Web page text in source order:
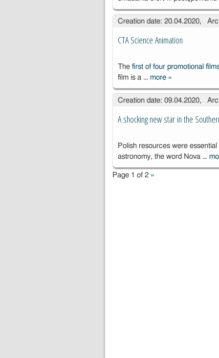
Creation date: 20.04.2020,
CTA Science Animation
Thefirst of four promotional
film is a …more CTA Science
Animation
»
Creation date: 09.04.2020,
A shocking new star in the
Polish resources were
astronomy, the word Nova …
Page 1 of 2 »